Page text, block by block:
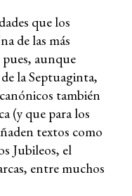
que los
de las más
pues, aunque
la Septuaginta,
también
(y que para los
textos como
Jubileos, el
entre muchos